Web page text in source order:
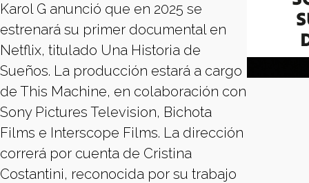
Karol G anunció que en 2025 se
estrenará su primer documental en
Netflix, titulado Una Historia de
Sueños. La producción estará a cargo
de This Machine, en colaboración con
Sony Pictures Television, Bichota
Films e Interscope Films. La dirección
correrá por cuenta de Cristina
Costantini, reconocida por su trabajo